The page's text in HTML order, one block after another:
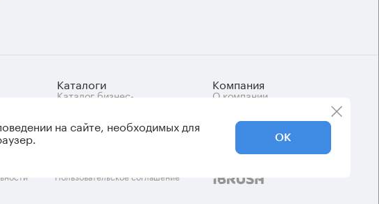
Каталоги
Каталог бизнес-
Компания
О компании
Пользовательское соглашение
на сайте, необходимых для
ОК